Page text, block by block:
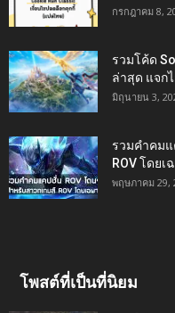
กรกฎาคม 8,
รวมโค้ด
ล่าสุด แจก
มิถุนายน 3,
รวมคำคมแ
ROV โดยเ
พฤษภาคม 29,
โพสต์ที่เป็นที่นิยม